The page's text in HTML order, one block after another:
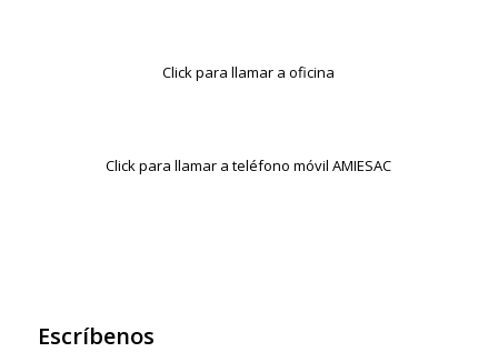
Click para llamar a oficina
Click para llamar a teléfono móvil AMIESAC
Escríbenos